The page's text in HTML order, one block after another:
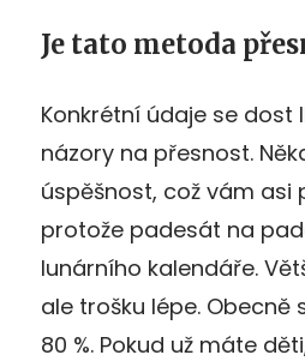
Je tato metoda
Konkrétní údaje se dost
názory na přesnost.
úspěšnost, což vám asi
protože padesát na
lunárního kalendáře.
ale trošku lépe. Obecně
80 %. Pokud už máte